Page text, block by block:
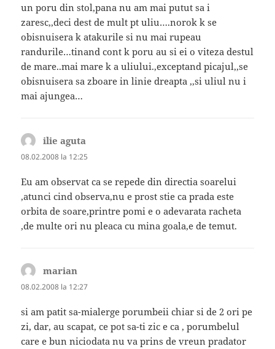
un poru din stol,pana nu am mai putut sa i
zaresc,,deci dest de mult pt uliu….norok k se
obisnuisera k atakurile si nu mai rupeau
randurile…tinand cont k poru au si ei o viteza destul
de mare..mai mare k a uliului.,exceptand picajul,,se
obisnuisera sa zboare in linie dreapta ,,si uliul nu i
mai ajungea…
ilie aguta
08.02.2008 la 12:25
Eu am observat ca se repede din directia soarelui
,atunci cind observa,nu e prost stie ca prada este
orbita de soare,printre pomi e o adevarata racheta
,de multe ori nu pleaca cu mina goala,e de temut.
marian
08.02.2008 la 12:27
si am patit sa-mialerge porumbeii chiar si de 2 ori pe
zi, dar, au scapat, ce pot sa-ti zic e ca , porumbelul
care e bun niciodata nu va prins de vreun pradator